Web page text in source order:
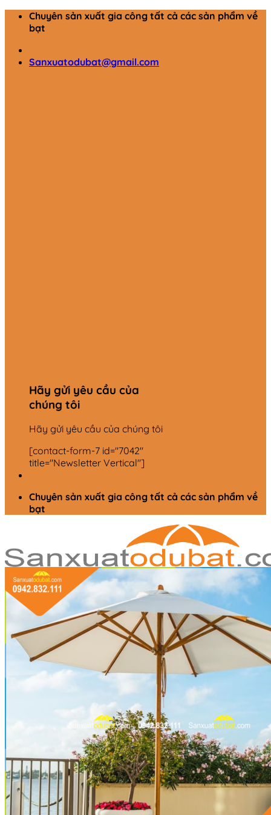
Chuyển
dung
Chuyên sản xuất gia công tất cả các sản phẩm về
bạt
Sanxuatodubat@gmail.com
Hãy gửi yêu cầu của
chúng tôi
Hãy gửi yêu cầu của chúng tôi
[contact-form-7 id="7042"
title="Newsletter Vertical"]
Chuyên sản xuất gia công tất cả các sản phẩm về
bạt
Trang chủ
Giới thiệu
Sản phẩm
Ô dù lệch tâm
Bể bơi di động
Bể bơi mini
Bồn bạt nuôi cá koi
Túi chứa nước thử tải !!!
Đồ chơi Teambuilding
Nhà bạt di động
Cổng hơi sự kiện
Khung rạp sự kiện
Khinh khí cầu